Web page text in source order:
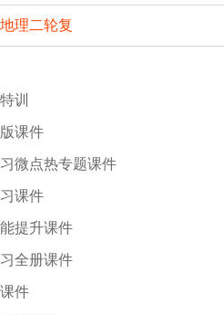
理二轮复
训
课件
微点热专题课件
课件
提升课件
全册课件
件